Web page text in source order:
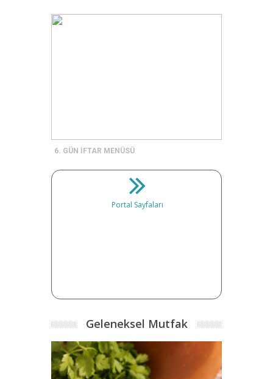
6. GÜN İFTAR MENÜSÜ
Portal Sayfaları
Geleneksel Mutfak